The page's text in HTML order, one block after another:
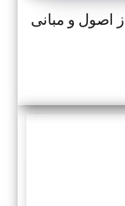
اصول و مبانی